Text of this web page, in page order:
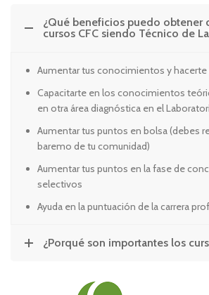
¿Qué beneficios puedo obtener
cursos CFC siendo Técnico de
Aumentar tus conocimientos y
Capacitarte en los conocimientos
en otra área diagnóstica en el
Aumentar tus puntos en bolsa (debes
baremo de tu comunidad)
Aumentar tus puntos en la fase de
selectivos
Ayuda en la puntuación de la carrera
¿Porqué son importantes los